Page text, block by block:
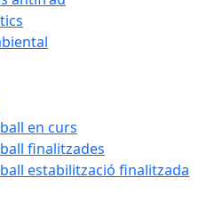
en curs
finalitzades
estabilització finalitzada